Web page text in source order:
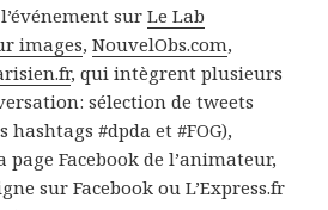
surLe Lab
images,NouvelObs.com,
, qui intègrent plusieurs
sélection de tweets
#dpda et #FOG),
Facebook de l’animateur,
sur Facebook ou L’Express.fr